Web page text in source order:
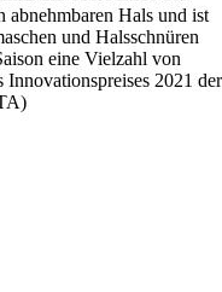
abnehmbaren Hals und ist
und Halsschnüren
eine Vielzahl von
2021 der